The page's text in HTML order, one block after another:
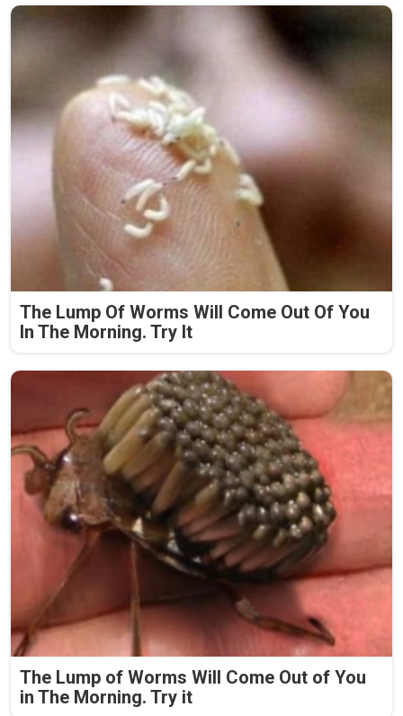
The Lump Of Worms Will Come Out Of You
In The Morning. Try It
The Lump of Worms Will Come Out of You
in The Morning. Try it